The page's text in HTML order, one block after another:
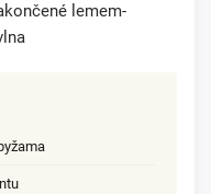
lemem-